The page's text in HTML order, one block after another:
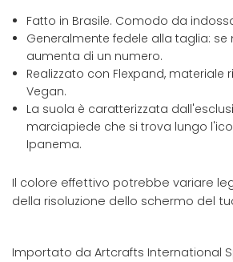
Fatto in Brasile. Comodo da
Generalmente fedele alla taglia: se
aumenta di un numero.
Realizzato con Flexpand, materiale
Vegan.
La suola è caratterizzata
marciapiede che si trova lungo
Ipanema.
Il colore effettivo potrebbe variare
della risoluzione dello schermo del
Importato da Artcrafts International